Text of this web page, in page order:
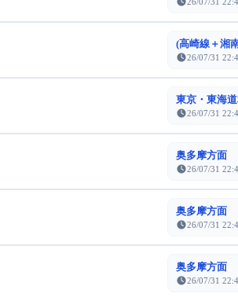
(高崎線＋湘
26/07/31
東京・東海
26/07/31
奥多摩方面
26/07/31
奥多摩方面
26/07/31
奥多摩方面
26/07/31